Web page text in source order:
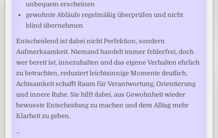
unbequem erscheinen
gewohnte Abläufe regelmäßig überprüfen und nicht
blind übernehmen
Entscheidend ist dabei nicht Perfektion, sondern
Aufmerksamkeit. Niemand handelt immer fehlerfrei, doch
wer bereit ist, innezuhalten und das eigene Verhalten ehrlich
zu betrachten, reduziert leichtsinnige Momente deutlich.
Achtsamkeit schafft Raum für Verantwortung, Orientierung
und innere Ruhe. Sie hilft dabei, aus Gewohnheit wieder
bewusste Entscheidung zu machen und dem Alltag mehr
Klarheit zu geben.
–